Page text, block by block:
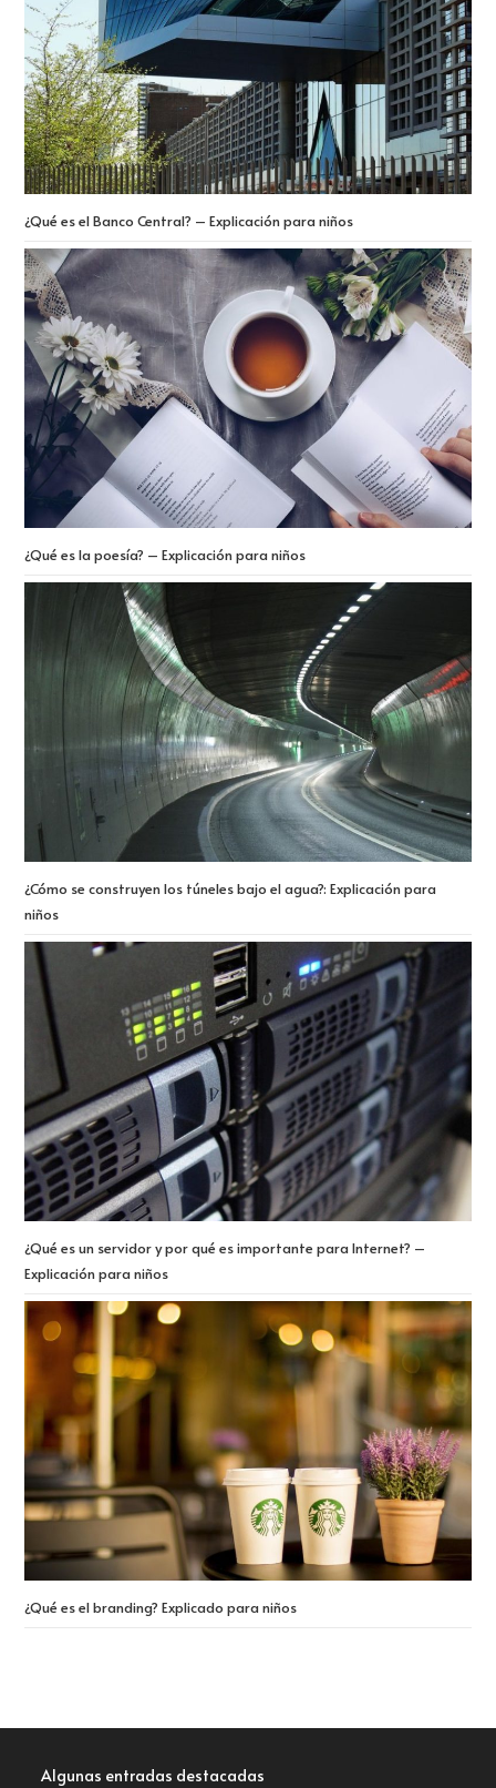
¿Qué es el Banco Central? – Explicación para niños
¿Qué es la poesía? – Explicación para niños
¿Cómo se construyen los túneles bajo el agua?: Explicación para
niños
¿Qué es un servidor y por qué es importante para Internet? –
Explicación para niños
¿Qué es el branding? Explicado para niños
Algunas entradas destacadas